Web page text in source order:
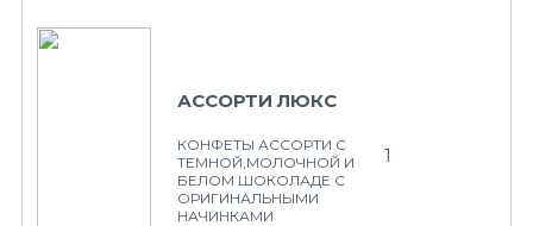
АССОРТИ ЛЮКС
КОНФЕТЫ АССОРТИ С
ТЕМНОЙ,МОЛОЧНОЙ И
БЕЛОМ ШОКОЛАДЕ С
ОРИГИНАЛЬНЫМИ
НАЧИНКАМИ
1